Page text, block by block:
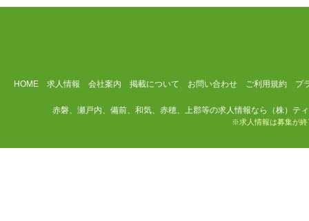
HOME 求人情報 会社案内 掲載について お問い合わせ ご利用規約 プ
赤磐、瀬戸内、備前、和気、赤穂、上郡等の求人情報なら（株）テ
※求人情報は募集が終